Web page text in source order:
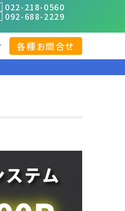
022-218-0560
092-688-2229
各種お問合せ